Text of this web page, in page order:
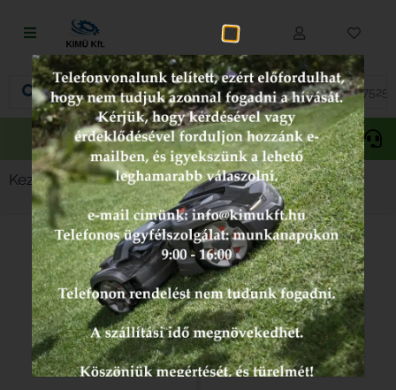
Fűnyírás
Vágás és fűrészelés
Akkumulátoros termékek
Talajápolás és tisztítás
Alkatrészek
Kenőanyagok és kannák
Védőfelszerelés
Tartozékok és kiegészítők
Akciós
termékek
Gepida Oregon
Kezdőlap/ Népszerű kategóriák